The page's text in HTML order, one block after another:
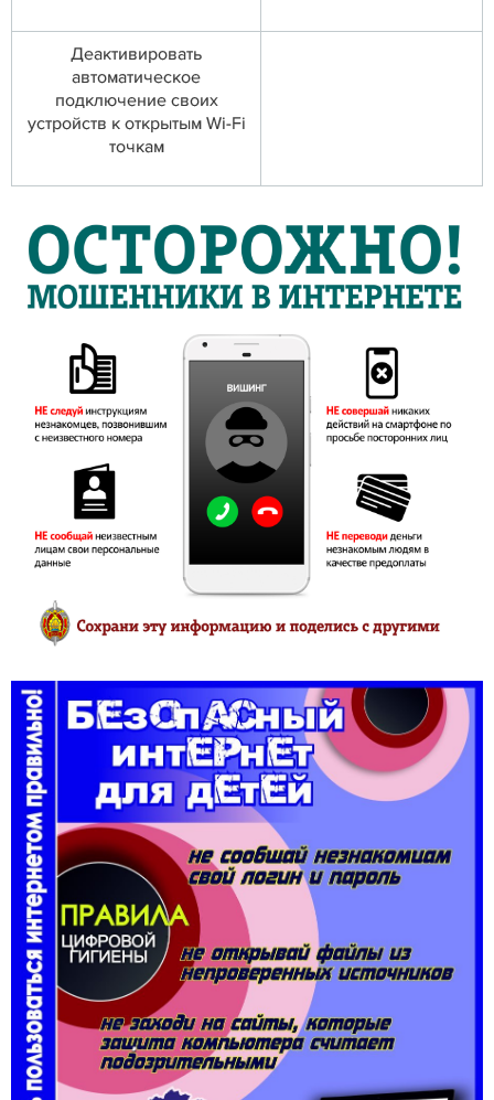
Деактивировать
автоматическое
подключение своих
устройств к открытым Wi-Fi
точкам